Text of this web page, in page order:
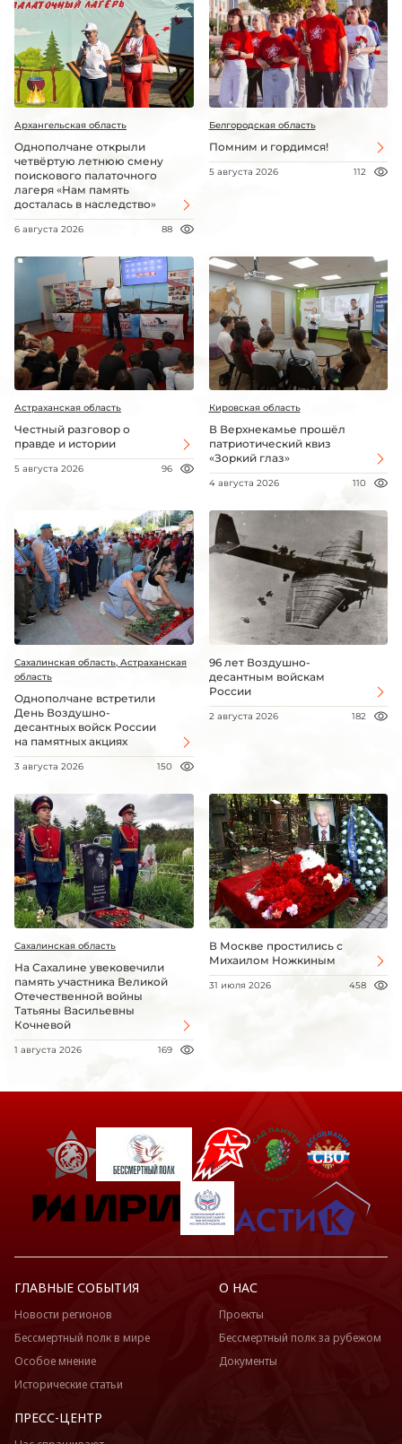
Архангельская область
Однополчане открыли
четвёртую летнюю смену
поискового палаточного
лагеря «Нам память
досталась в наследство»
6 августа 2026 88
Белгородская область
Помним и гордимся!
5 августа 2026 112
Астраханская область
Честный разговор о
правде и истории
5 августа 2026 96
Кировская область
В Верхнекамье прошёл
патриотический квиз
«Зоркий глаз»
4 августа 2026 110
Сахалинская область, Астраханская
область
Однополчане встретили
День Воздушно-
десантных войск России
на памятных акциях
3 августа 2026 150
96 лет Воздушно-
десантным войскам
России
2 августа 2026 182
Сахалинская область
На Сахалине увековечили
память участника Великой
Отечественной войны
Татьяны Васильевны
Кочневой
1 августа 2026 169
В Москве простились с
Михаилом Ножкиным
31 июля 2026 458
ГЛАВНЫЕ СОБЫТИЯ
Новости регионов
Бессмертный полк в мире
Особое мнение
Исторические статьи
О НАС
Проекты
Бессмертный полк за рубежом
Документы
ПРЕСС-ЦЕНТР